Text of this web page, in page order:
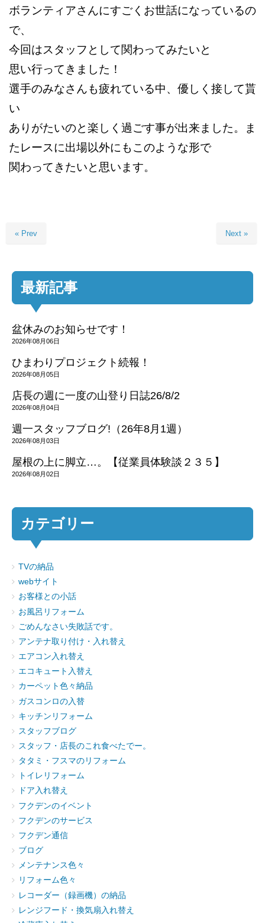
ボランティアさんにすごくお世話になっているの
で、
今回はスタッフとして関わってみたいと
思い行ってきました！
選手のみなさんも疲れている中、優しく接して貰
い
ありがたいのと楽しく過ごす事が出来ました。
ま
たレースに出場以外にもこのような形で
関わってきたいと思います。
« Prev Next »
最新記事
盆休みのお知らせです！
2026年08月06日
ひまわりプロジェクト続報！
2026年08月05日
店長の週に一度の山登り日誌26/8/2
2026年08月04日
週一スタッフブログ!（26年8月1週）
2026年08月03日
屋根の上に脚立…。【従業員体験談２３５】
2026年08月02日
カテゴリー
TVの納品
webサイト
お客様との小話
お風呂リフォーム
ごめんなさい失敗話です。
アンテナ取り付け・入れ替え
エアコン入れ替え
エコキュート入替え
カーペット色々納品
ガスコンロの入替
キッチンリフォーム
スタッフブログ
スタッフ・店長のこれ食べたでー。
タタミ・フスマのリフォーム
トイレリフォーム
ドア入れ替え
フクデンのイベント
フクデンのサービス
フクデン通信
ブログ
メンテナンス色々
リフォーム色々
レコーダー（録画機）の納品
レンジフード・換気扇入れ替え